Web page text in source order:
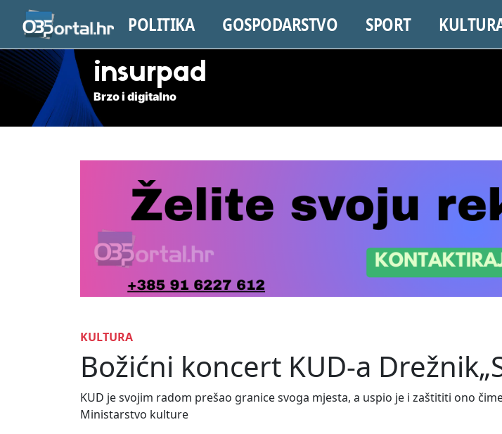
POLITIKA GOSPODARSTVO SPORT
insurpad
Brzo i digitalno
KULTURA
Božićni koncert KUD-a
KUD je svojim radom prešao granice svoga mjesta, a uspio je i zaštititi ono
Ministarstvo kulture